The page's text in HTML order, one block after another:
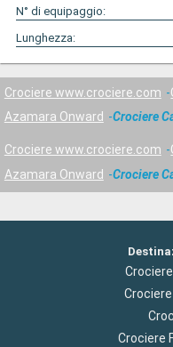
N° di equipaggio:
Lunghezza:
Crociere www.crociere.com
Azamara Onward
Crociere
Crociere www.crociere.com
Azamara Onward
Crociere
Crociere